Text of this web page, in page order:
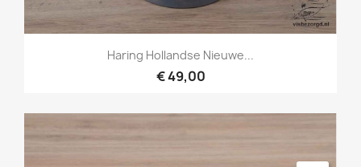
Haring Hollandse Nieuwe...
€ 49,00